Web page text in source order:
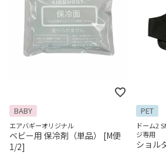
BABY
エアバギーオリジナル
ベビー用 保冷剤（単品） [M便
1/2]
PET
ドーム2
ジ専用
ショル